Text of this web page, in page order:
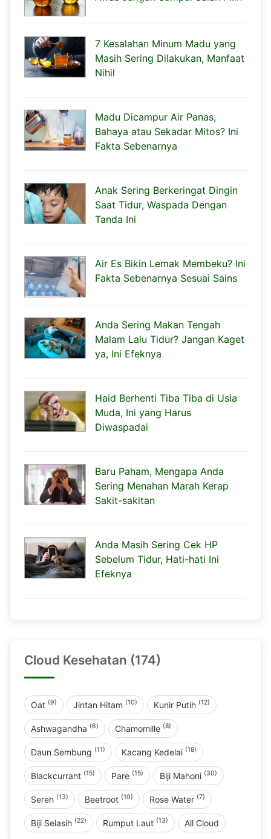
7 Kesalahan Minum Madu yang
Masih Sering Dilakukan, Manfaat
Nihil
Madu Dicampur Air Panas,
Bahaya atau Sekadar Mitos? Ini
Fakta Sebenarnya
Anak Sering Berkeringat Dingin
Saat Tidur, Waspada Dengan
Tanda Ini
Air Es Bikin Lemak Membeku? Ini
Fakta Sebenarnya Sesuai Sains
Anda Sering Makan Tengah
Malam Lalu Tidur? Jangan Kaget
ya, Ini Efeknya
Haid Berhenti Tiba Tiba di Usia
Muda, Ini yang Harus
Diwaspadai
Baru Paham, Mengapa Anda
Sering Menahan Marah Kerap
Sakit-sakitan
Anda Masih Sering Cek HP
Sebelum Tidur, Hati-hati Ini
Efeknya
Cloud Kesehatan (174)
Oat (9) Jintan Hitam (10) Kunir Putih (12)
Ashwagandha (6) Chamomille (8)
Daun Sembung (11) Kacang Kedelai (18)
Blackcurrant (15) Pare (15) Biji Mahoni (30)
Sereh (13) Beetroot (10) Rose Water (7)
Biji Selasih (22) Rumput Laut (13) All Cloud